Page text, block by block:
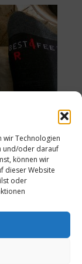
wir Technologien
und/oder darauf
können wir
dieser Website
oder
die
Gässchen